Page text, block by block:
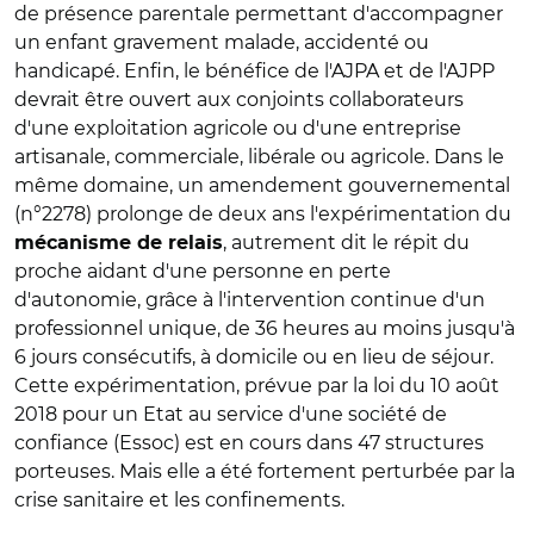
de présence parentale permettant d'accompagner
un enfant gravement malade, accidenté ou
handicapé. Enfin, le bénéfice de l'AJPA et de l'AJPP
devrait être ouvert aux conjoints collaborateurs
d'une exploitation agricole ou d'une entreprise
artisanale, commerciale, libérale ou agricole. Dans le
même domaine, un amendement gouvernemental
(n°2278) prolonge de deux ans l'expérimentation du
mécanisme de relais, autrement dit le répit du
proche aidant d'une personne en perte
d'autonomie, grâce à l'intervention continue d'un
professionnel unique, de 36 heures au moins jusqu'à
6 jours consécutifs, à domicile ou en lieu de séjour.
Cette expérimentation, prévue par la loi du 10 août
2018 pour un Etat au service d'une société de
confiance (Essoc) est en cours dans 47 structures
porteuses. Mais elle a été fortement perturbée par la
crise sanitaire et les confinements.